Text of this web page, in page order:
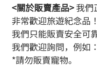
<關於販賣產品> 我們
非常歡迎旅遊紀念品！
我們只能販賣安全可
我們歡迎詢問，例如
*請勿販賣寵物。